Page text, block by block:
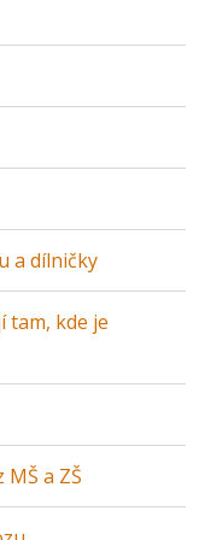
a dílničky
tam, kde je
a ZŠ